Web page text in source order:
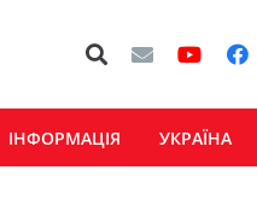
ІНФОРМАЦІЯ УКРАЇНА